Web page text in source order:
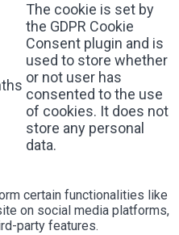
The cookie is set by
the GDPR Cookie
Consent plugin and is
used to store whether
or not user has
consented to the use
of cookies. It does not
store any personal
data.
certain functionalities like
on social media platforms,
party features.